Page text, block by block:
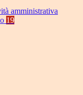
amministrativa
19